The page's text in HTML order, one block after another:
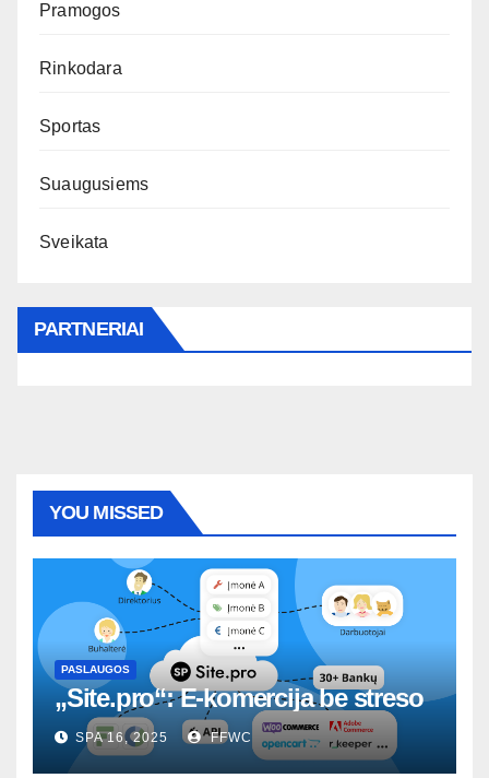
Pramogos
Rinkodara
Sportas
Suaugusiems
Sveikata
PARTNERIAI
YOU MISSED
PASLAUGOS
„Site.pro“: E-komercija be streso
SPA 16, 2025 FFWC